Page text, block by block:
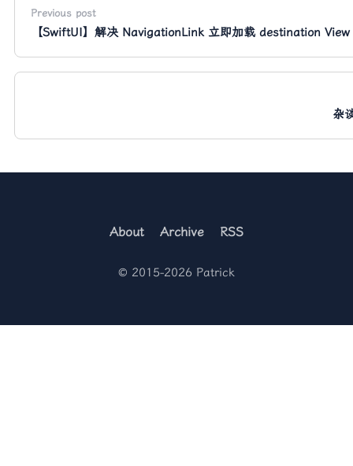
Previous post
【SwiftUI】解决 NavigationLink 立即加载 destination
杂
About Archive RSS
© 2015-2026 Patrick